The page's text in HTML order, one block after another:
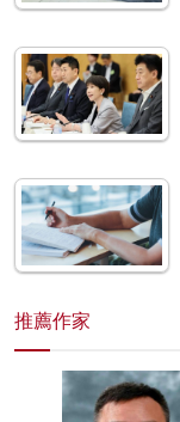
推薦作家